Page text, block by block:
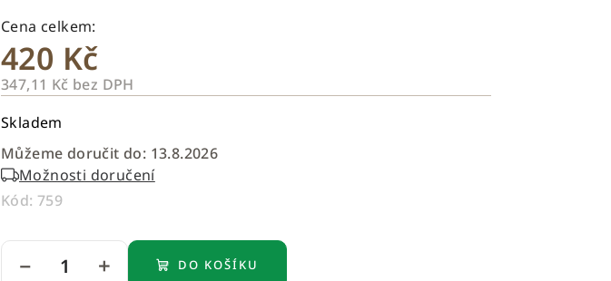
5
hvězdiček.
420 Kč
347,11 Kč bez DPH
cena:
Skladem
Můžeme doručit do: 13.8.2026
Možnosti doručení
Kód: 759
+
− DO KOŠÍKU